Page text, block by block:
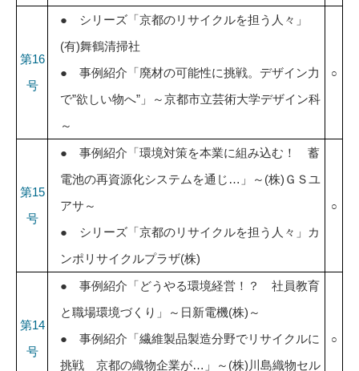
第16
号
● シリーズ「京都のリサイクルを担う人々」
(有)舞鶴清掃社
● 事例紹介「廃材の可能性に挑戦。デザイン力
で”欲しい物へ”」～京都市立芸術大学デザイン科
～
○
第15
号
● 事例紹介「環境対策を本業に組み込む！ 蓄
電池の再資源化システムを通じ…」～(株)ＧＳユ
アサ～
● シリーズ「京都のリサイクルを担う人々」カ
ンポリサイクルプラザ(株)
○
第14
号
● 事例紹介「どうやる環境経営！？ 社員教育
と職場環境づくり」～日新電機(株)～
● 事例紹介「繊維製品製造分野でリサイクルに
挑戦 京都の織物企業が…」～(株)川島織物セル
○